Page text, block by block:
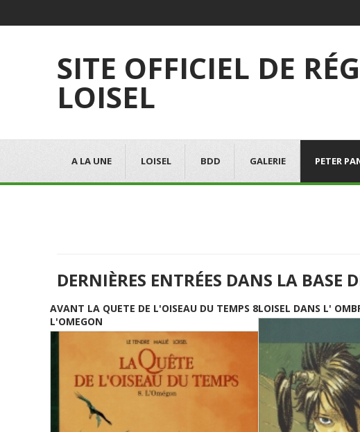
SITE OFFICIEL DE
LOISEL
A LA UNE LOISEL BDD GALERIE PETER
DERNIÈRES ENTRÉES DANS LA BASE
AVANT LA QUETE DE L'OISEAU DU TEMPS 8
L'OMEGON
LOISEL DANS L'